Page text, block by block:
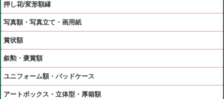
押し花/変形額縁
写真額・写真立て・画用紙
賞状額
叙勲・褒賞額
ユニフォーム額・バッドケース
アートボックス・立体型・厚箱額